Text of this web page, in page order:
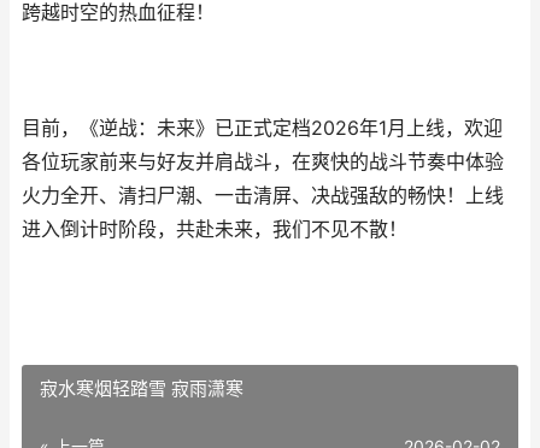
跨越时空的热血征程！
目前，《逆战：未来》已正式定档2026年1月上线，欢迎
各位玩家前来与好友并肩战斗，在爽快的战斗节奏中体验
火力全开、清扫尸潮、一击清屏、决战强敌的畅快！上线
进入倒计时阶段，共赴未来，我们不见不散！
寂水寒烟轻踏雪 寂雨潇寒